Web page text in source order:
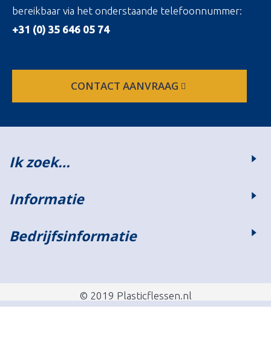
bereikbaar via het onderstaande telefoonnummer:
+31 (0) 35 646 05 74
CONTACT AANVRAAG
Ik zoek…
Informatie
Bedrijfsinformatie
© 2019 Plasticflessen.nl